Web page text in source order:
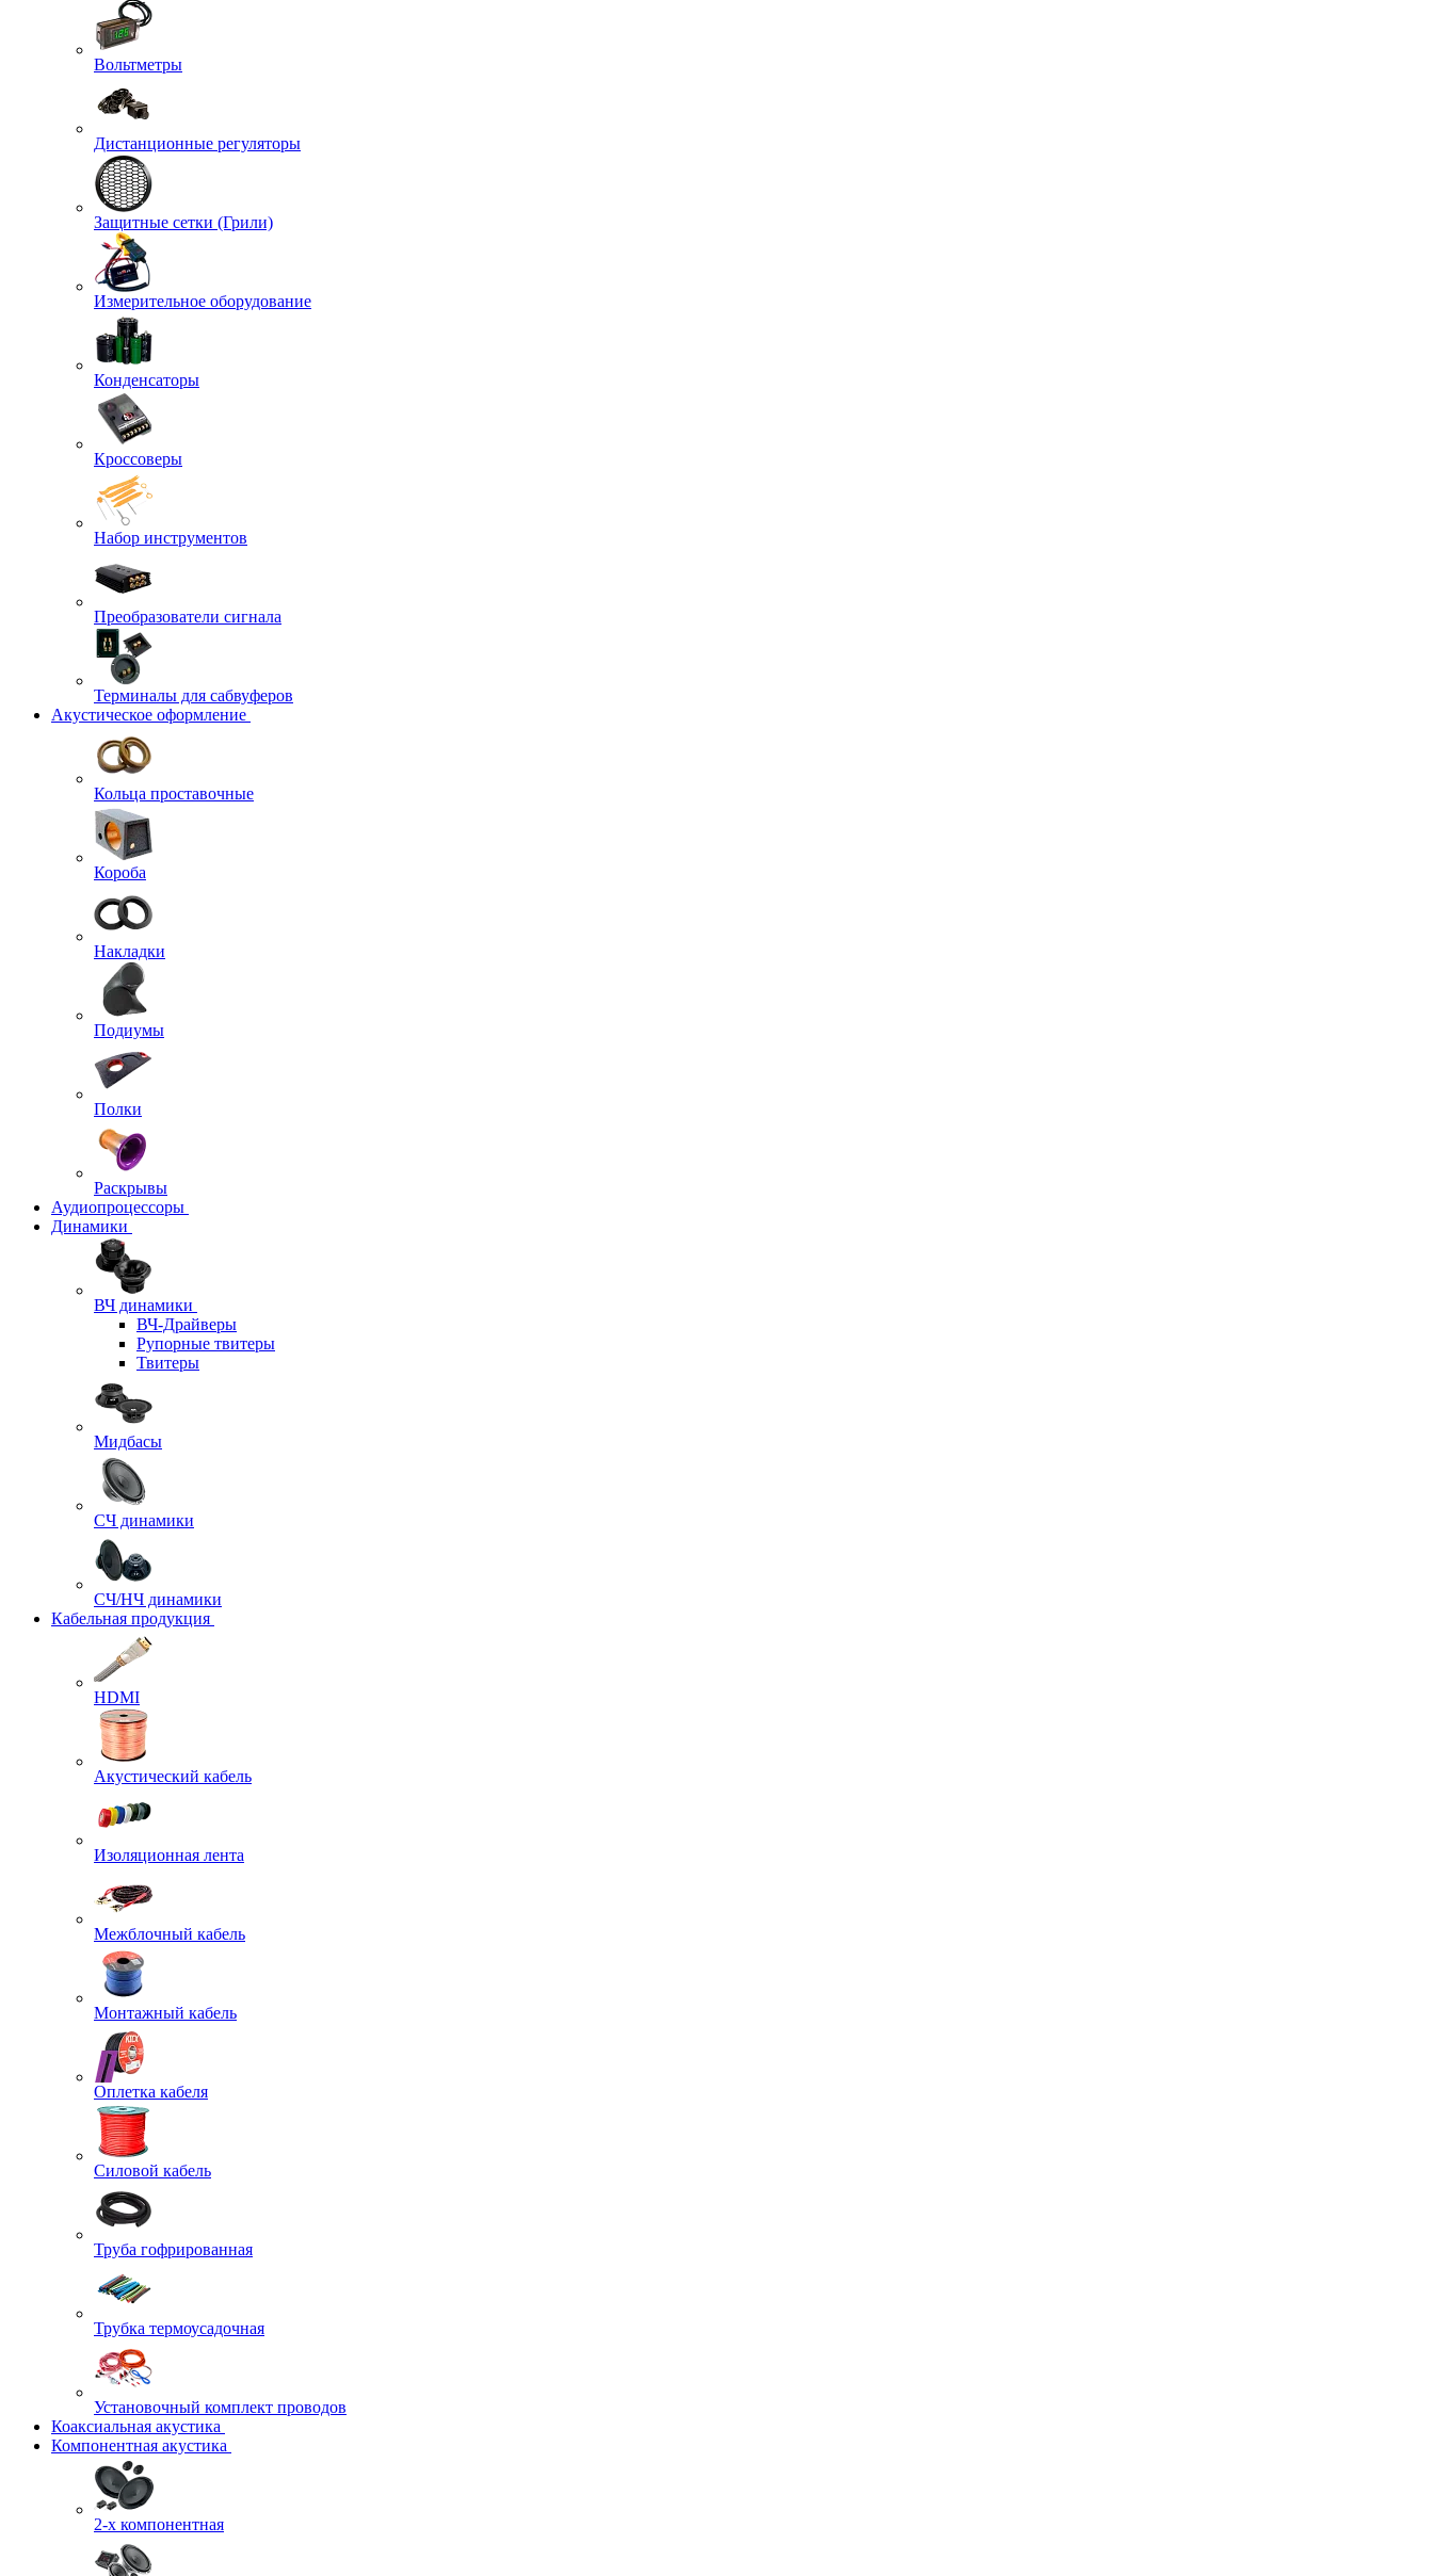
Вольтметры
Дистанционные регуляторы
Защитные сетки (Грили)
Измерительное оборудование
Конденсаторы
Кроссоверы
Набор инструментов
Преобразователи сигнала
Терминалы для сабвуферов
Акустическое оформление
Кольца проставочные
Короба
Накладки
Подиумы
Полки
Раскрывы
Аудиопроцессоры
Динамики
ВЧ динамики
ВЧ-Драйверы
Рупорные твитеры
Твитеры
Мидбасы
СЧ динамики
СЧ/НЧ динамики
Кабельная продукция
HDMI
Акустический кабель
Изоляционная лента
Межблочный кабель
Монтажный кабель
Оплетка кабеля
Силовой кабель
Труба гофрированная
Трубка термоусадочная
Установочный комплект проводов
Коаксиальная акустика
Компонентная акустика
2-х компонентная